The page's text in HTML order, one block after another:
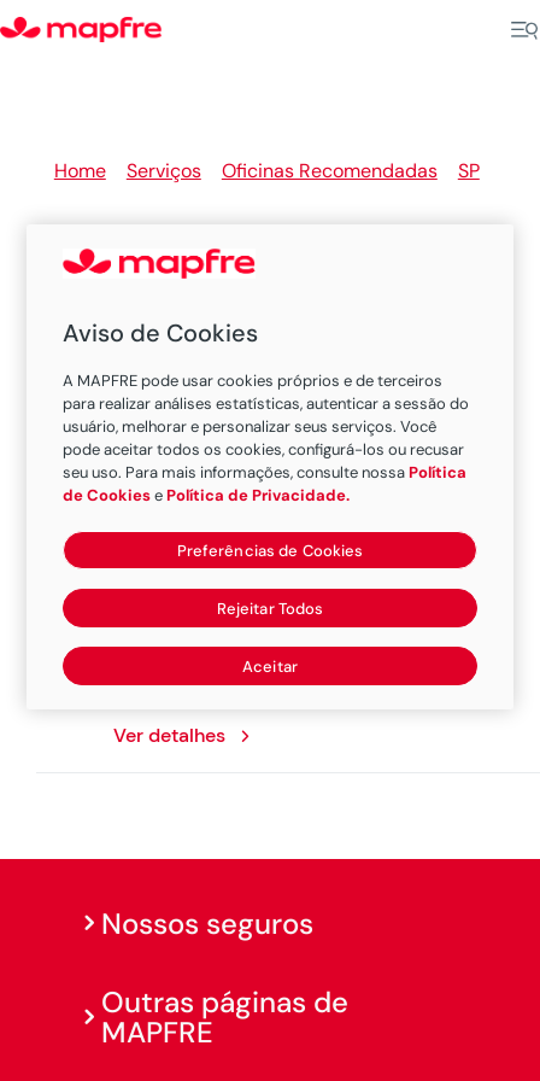
Home> Serviços> Oficinas Recomendadas> SP
Oficinas Recomendadas
MAPFRE em Monte Aprazivel
Existem 1 oficina nesta cidade.
Rua Jose Evaristo de Mello, 73, 15150000,
Monte Aprazivel
Ver detalhes
Nossos seguros
Outras páginas de
MAPFRE
Aviso de Cookies
A MAPFRE pode usar cookies próprios e de terceiros
para realizar análises estatísticas, autenticar a sessão do
usuário, melhorar e personalizar seus serviços. Você
pode aceitar todos os cookies, configurá-los ou recusar
seu uso. Para mais informações, consulte nossaPolítica
de CookiesePolítica de Privacidade.
Preferências de Cookies
Rejeitar Todos
Aceitar